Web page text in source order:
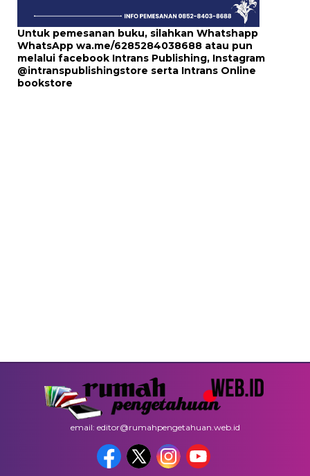
Untuk pemesanan buku, silahkan Whatshapp
WhatsApp wa.me/6285284038688 atau pun
melalui facebook Intrans Publishing, Instagram
@intranspublishingstore serta Intrans Online
bookstore
email: editor@rumahpengetahuan.web.id